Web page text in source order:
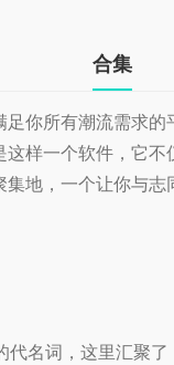
合集
你所有潮流需求的
样一个软件，它不
地，一个让你与志
代名词，这里汇聚了